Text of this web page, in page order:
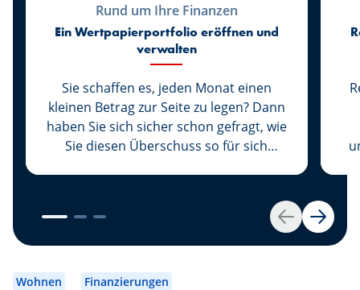
ZurückWeiter
Rund um Ihre Finanzen
Ein Wertpapierportfolio eröffnen und
verwalten
Sie schaffen es, jeden Monat einen
kleinen Betrag zur Seite zu legen? Dann
haben Sie sich sicher schon gefragt, wie
Sie diesen Überschuss so für sich
lassen. Wir haben die Lösung für Sie:
Legen Sie Ihr Geld an. Eröffnen Sie
Wohnen Finanzierungen